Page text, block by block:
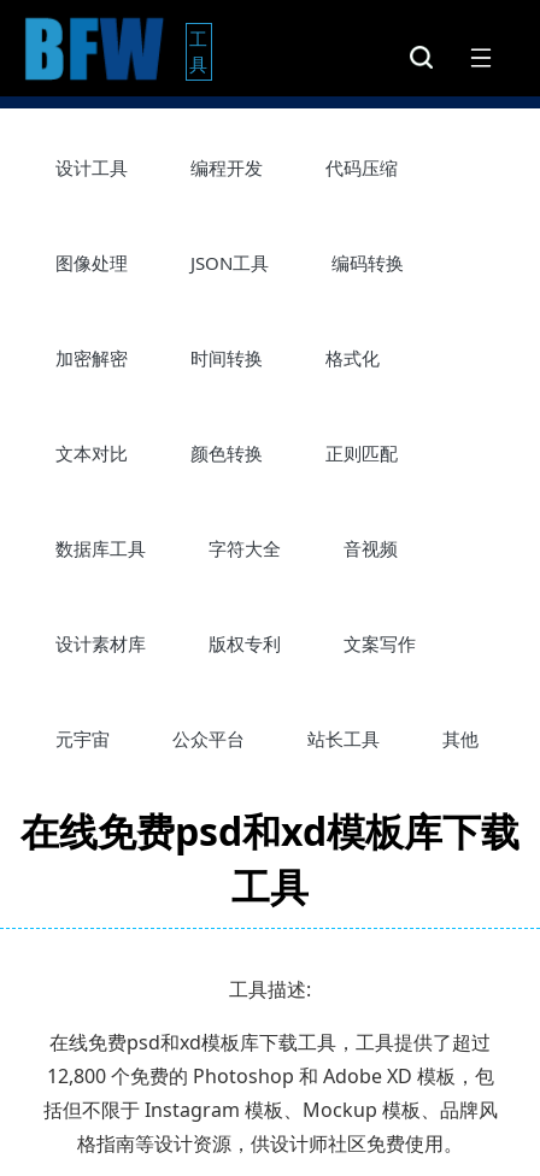
工
具
设计工具 编程开发 代码压缩
图像处理 JSON工具 编码转换
加密解密 时间转换 格式化
文本对比 颜色转换 正则匹配
数据库工具 字符大全 音视频
设计素材库 版权专利 文案写作
元宇宙 公众平台 站长工具 其他
在线免费psd和xd模板库下载
工具
工具描述:
在线免费psd和xd模板库下载工具，工具提供了超过
12,800 个免费的 Photoshop 和 Adobe XD 模板，包
括但不限于 Instagram 模板、Mockup 模板、品牌风
格指南等设计资源，供设计师社区免费使用。